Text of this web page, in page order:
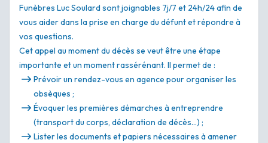
Funèbres Luc Soulard sont joignables 7j/7 et 24h/24 afin de
vous aider dans la prise en charge du défunt et répondre à
vos questions.
Cet appel au moment du décès se veut être une étape
importante et un moment rassérénant. Il permet de :
Prévoir un rendez-vous en agence pour organiser les
obsèques ;
Évoquer les premières démarches à entreprendre
(transport du corps, déclaration de décès…) ;
Lister les documents et papiers nécessaires à amener